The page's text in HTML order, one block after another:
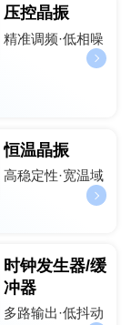
压控晶振
精准调频·低相噪
恒温晶振
高稳定性·宽温域
时钟发生器/缓
冲器
多路输出·低抖动